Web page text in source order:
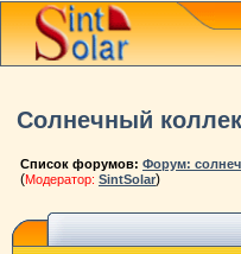
Солнечный
Список форумов: Форум:
(Модератор: SintSolar)